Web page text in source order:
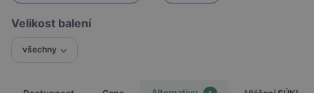
Velikost balení
všechny